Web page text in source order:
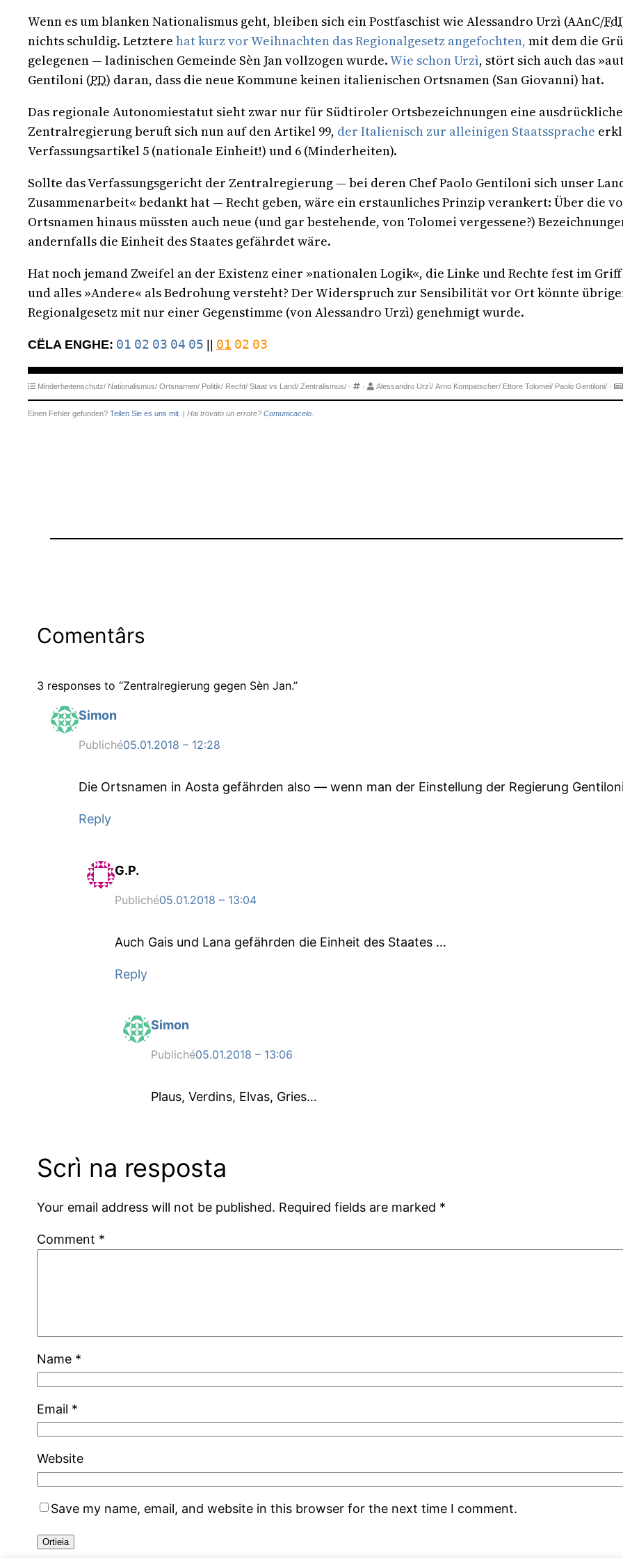
Wenn es um blanken Nationalismus geht, bleiben sich ein Postfaschist wie Alessandro Urzì (AAnC/FdI
nichts schuldig. Letztere hat kurz vor Weihnachten das Regionalgesetz angefochten, mit dem die
gelegenen — ladinischen Gemeinde Sèn Jan vollzogen wurde.Wie schon Urzì, stört sich auch das
Gentiloni (PD) daran, dass die neue Kommune keinen italienischen Ortsnamen (San Giovanni) hat.
Das regionale Autonomiestatut sieht zwar nur für Südtiroler Ortsbezeichnungen eine
Zentralregierung beruft sich nun auf den Artikel 99, der Italienisch zur alleinigen Staatssprache
Verfassungsartikel 5 (nationale Einheit!) und 6 (Minderheiten).
Sollte das Verfassungsgericht der Zentralregierung — bei deren Chef Paolo Gentiloni sich unser
Zusammenarbeit« bedankt hat — Recht geben, wäre ein erstaunliches Prinzip verankert: Über die
Ortsnamen hinaus müssten auch neue (und gar bestehende, von Tolomei vergessene?)
andernfalls die Einheit des Staates gefährdet wäre.
Hat noch jemand Zweifel an der Existenz einer »nationalen Logik«, die Linke und Rechte fest im
und alles »Andere« als Bedrohung versteht? Der Widerspruch zur Sensibilität vor Ort könnte
Regionalgesetz mit nur einer Gegenstimme (von Alessandro Urzì) genehmigt wurde.
CËLA ENGHE: 01 02 03 04 05 01 02 03
Minderheitenschutz/ Nationalismus/ Ortsnamen/ Politik/ Recht/ Staat vs Land/ Zentralismus/ · · Alessandro Urzì/ Arno Kompatscher/ Ettore Tolomei/ Paolo Gentiloni/ ·
Einen Fehler gefunden? Teilen Sie es uns mit. | Hai trovato un errore? Comunicacelo.
Comentârs
3 responses to “Zentralregierung gegen Sèn Jan.”
Simon
Publiché05.01.2018 – 12:28
Die Ortsnamen in Aosta gefährden also — wenn man der Einstellung der Regierung
Reply
G.P.
Publiché05.01.2018 – 13:04
Auch Gais und Lana gefährden die Einheit des Staates …
Reply
Simon
Publiché05.01.2018 – 13:06
Plaus, Verdins, Elvas, Gries…
Scrì na resposta
Your email address will not be published. Required fields are marked *
Comment *
Name *
Email *
Website
Save my name, email, and website in this browser for the next time I comment.